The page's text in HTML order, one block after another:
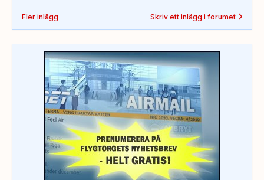
Fler inlägg Skriv ett inlägg i forumet